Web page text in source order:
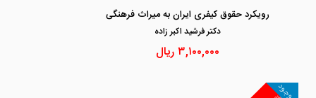
رویکرد حقوق کیفری ایران به میراث فرهنگی
دكتر فرشيد اكبر زاده
۳,۱۰۰,۰۰۰ریال